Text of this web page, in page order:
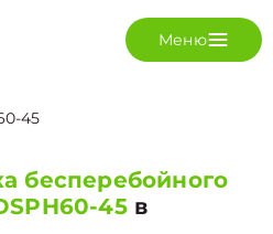
Меню
45
бесперебойного
45в